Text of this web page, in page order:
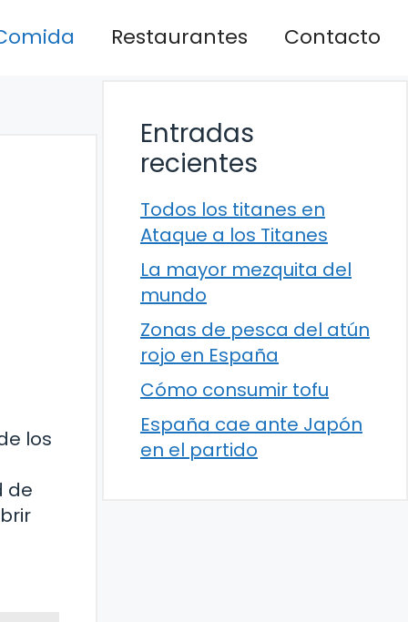
Restaurantes Contacto
los
de
Entradas
recientes
Todos los titanes en
Ataque a los Titanes
La mayor mezquita del
mundo
Zonas de pesca del atún
rojo en España
Cómo consumir tofu
España cae ante Japón
en el partido